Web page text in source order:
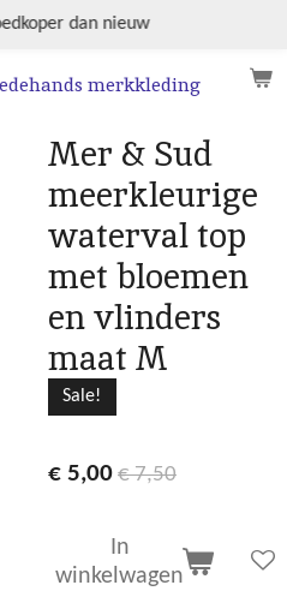
merkkleding
dan nieuw
Mer & Sud
meerkleurige
waterval top
met bloemen
en vlinders
maat M
Sale!
€ 5,00 € 7,50
In
winkelwagen